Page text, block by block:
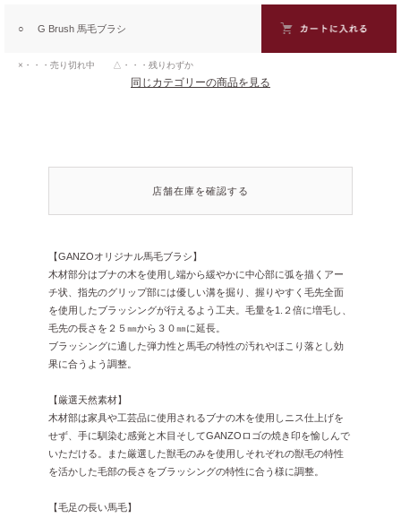
○ G Brush 馬毛ブラシ
×・・・売り切れ中 △・・・残りわずか
同じカテゴリーの商品を見る
店舗在庫を確認する
【GANZOオリジナル馬毛ブラシ】
木材部分はブナの木を使用し端から緩やかに中心部に弧を描くアー
チ状、指先のグリップ部には優しい溝を掘り、握りやすく毛先全面
を使用したブラッシングが行えるよう工夫。毛量を1.２倍に増毛し、
毛先の長さを２５㎜から３０㎜に延長。
ブラッシングに適した弾力性と馬毛の特性の汚れやほこり落とし効
果に合うよう調整。
【厳選天然素材】
木材部は家具や工芸品に使用されるブナの木を使用しニス仕上げを
せず、手に馴染む感覚と木目そしてGANZOロゴの焼き印を愉しんで
いただける。また厳選した獣毛のみを使用しそれぞれの獣毛の特性
を活かした毛部の長さをブラッシングの特性に合う様に調整。
【毛足の長い馬毛】